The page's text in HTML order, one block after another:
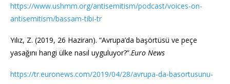
https://www.ushmm.org/antisemitism/podcast/voices-on-
antisemitism/bassam-tibi-tr
Yılız, Z. (2019, 26 Haziran). “Avrupa’da başörtüsü ve peçe
yasağını hangi ülke nasıl uyguluyor?”.Euro News
https://tr.euronews.com/2019/04/28/avrupa-da-basortusunu-